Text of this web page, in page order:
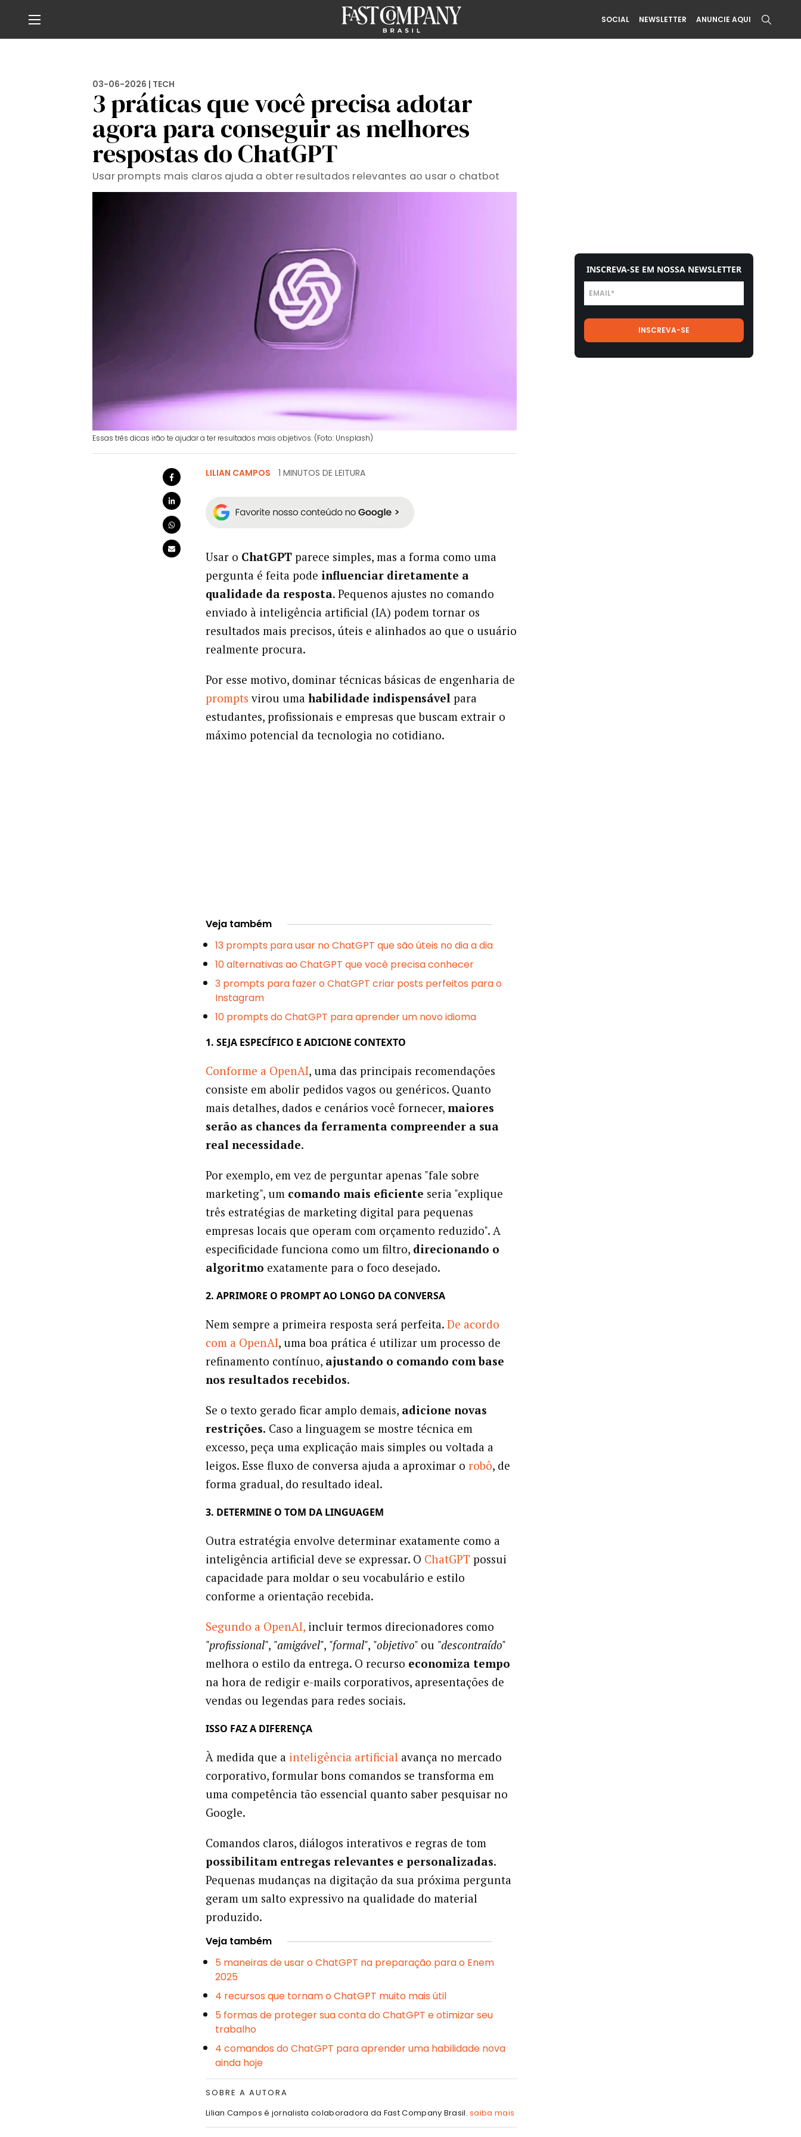
SOCIAL NEWSLETTER ANUNCIE AQUI
03-06-2026 | TECH
3 práticas que você precisa adotar
agora para conseguir as melhores
respostas do ChatGPT
Usar prompts mais claros ajuda a obter resultados relevantes ao usar o chatbot
Essas três dicas irão te ajudar a ter resultados mais objetivos. (Foto: Unsplash)
LILIAN CAMPOS 1 MINUTOS DE LEITURA
Usar o ChatGPTparece simples, mas a forma como uma
pergunta é feita pode influenciar diretamente a
qualidade da resposta. Pequenos ajustes no comando
enviado à inteligência artificial (IA) podem tornar os
resultados mais precisos, úteis e alinhados ao que o usuário
realmente procura.
Por esse motivo, dominar técnicas básicas de engenharia de
prompts virou uma habilidade indispensávelpara
estudantes, profissionais e empresas que buscam extrair o
máximo potencial da tecnologia no cotidiano.
Veja também
13 prompts para usar no ChatGPT que são úteis no dia a dia
10 alternativas ao ChatGPT que você precisa conhecer
3 prompts para fazer o ChatGPT criar posts perfeitos para o
Instagram
10 prompts do ChatGPT para aprender um novo idioma
1. SEJA ESPECÍFICO E ADICIONE CONTEXTO
Conforme a OpenAI, uma das principais recomendações
consiste em abolir pedidos vagos ou genéricos. Quanto
mais detalhes, dados e cenários você fornecer, maiores
serão as chances da ferramenta compreender a sua
real necessidade.
Por exemplo, em vez de perguntar apenas "fale sobre
marketing", um comando mais eficiente seria "explique
três estratégias de marketing digital para pequenas
empresas locais que operam com orçamento reduzido". A
especificidade funciona como um filtro, direcionando o
algoritmo exatamente para o foco desejado.
2. APRIMORE O PROMPT AO LONGO DA CONVERSA
Nem sempre a primeira resposta será perfeita. De acordo
com a OpenAI, uma boa prática é utilizar um processo de
refinamento contínuo, ajustando o comando com base
nos resultados recebidos.
Se o texto gerado ficar amplo demais, adicione novas
restrições. Caso a linguagem se mostre técnica em
excesso, peça uma explicação mais simples ou voltada a
leigos. Esse fluxo de conversa ajuda a aproximar o robô, de
forma gradual, do resultado ideal.
3. DETERMINE O TOM DA LINGUAGEM
Outra estratégia envolve determinar exatamente como a
inteligência artificial deve se expressar. O ChatGPTpossui
capacidade para moldar o seu vocabulário e estilo
conforme a orientação recebida.
Segundo a OpenAI,incluir termos direcionadores como
"profissional", "amigável", "formal", "objetivo"ou "descontraído"
melhora o estilo da entrega. O recurso economiza tempo
na hora de redigir e-mails corporativos, apresentações de
vendas ou legendas para redes sociais.
ISSO FAZ A DIFERENÇA
À medida que a inteligência artificial avança no mercado
corporativo, formular bons comandos se transforma em
uma competência tão essencial quanto saber pesquisar no
Google.
Comandos claros, diálogos interativos e regras de tom
possibilitam entregas relevantes e personalizadas.
Pequenas mudanças na digitação da sua próxima pergunta
geram um salto expressivo na qualidade do material
produzido.
Veja também
5 maneiras de usar o ChatGPT na preparação para o Enem
2025
4 recursos que tornam o ChatGPT muito mais útil
5 formas de proteger sua conta do ChatGPT e otimizar seu
trabalho
4 comandos do ChatGPT para aprender uma habilidade nova
ainda hoje
SOBRE A AUTORA
Lilian Campos é jornalista colaboradora da Fast Company Brasil.saiba mais
INSCREVA-SE EM NOSSA NEWSLETTER